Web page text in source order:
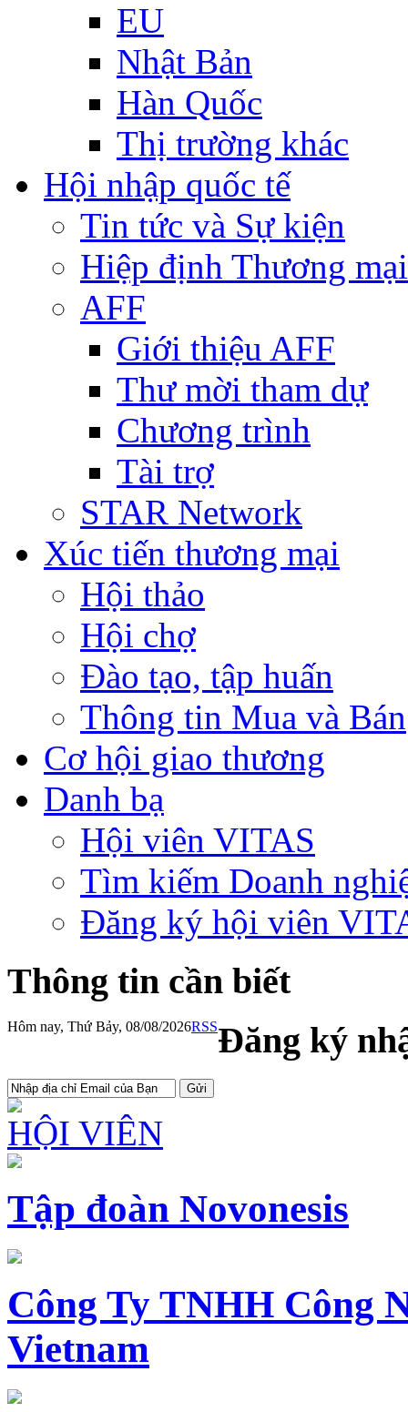
EU
Nhật Bản
Hàn Quốc
Thị trường khác
Hội nhập quốc tế
Tin tức và Sự kiện
Hiệp định Thương
AFF
Giới thiệu AFF
Thư mời tham dự
Chương trình
Tài trợ
STAR Network
Xúc tiến thương mại
Hội thảo
Hội chợ
Đào tạo, tập huấn
Thông tin Mua và Bán
Cơ hội giao thương
Danh bạ
Hội viên VITAS
Tìm kiếm Doanh
Đăng ký hội viên
Thông tin cần biết
Hôm nay, Thứ Bảy, 08/08/2026RSSĐăng ký
HỘI VIÊN
Tập đoàn Novonesis
Công Ty TNHH Công
Vietnam